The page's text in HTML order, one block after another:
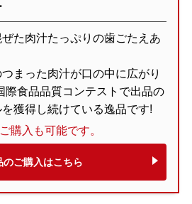
た肉汁たっぷりの歯ごたえあ
まった肉汁が口の中に広がり
際食品品質コンテストで出品の
獲得し続けている逸品です!
購入も可能です。
のご購入はこちら